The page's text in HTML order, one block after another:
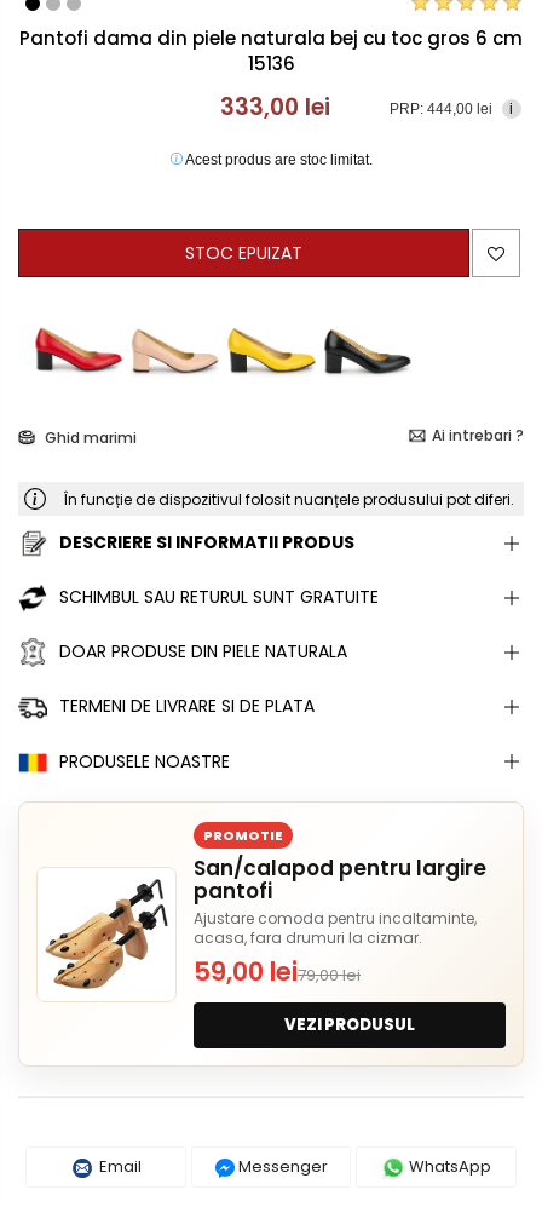
Pantofi dama din piele naturala bej cu toc gros 6 cm
15136
333,00 lei PRP: 444,00 lei i
Acest produs are stoc limitat.
STOC EPUIZAT
Ghid marimi Ai intrebari ?
În funcție de dispozitivul folosit nuanțele produsului pot diferi.
DESCRIERE SI INFORMATII PRODUS
SCHIMBUL SAU RETURUL SUNT GRATUITE
DOAR PRODUSE DIN PIELE NATURALA
TERMENI DE LIVRARE SI DE PLATA
PRODUSELE NOASTRE
PROMOTIE
San/calapod pentru largire
pantofi
Ajustare comoda pentru incaltaminte,
acasa, fara drumuri la cizmar.
59,00 lei79,00 lei
VEZI PRODUSUL
Email Messenger WhatsApp